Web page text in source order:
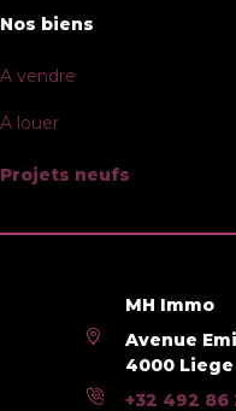
Nom,
Nombre d'étages
Equipement
Accès handicapés
Nos biens
A vendre
A louer
Projets neufs
MH Immo
Avenue
4000 Liege
+32 492 86